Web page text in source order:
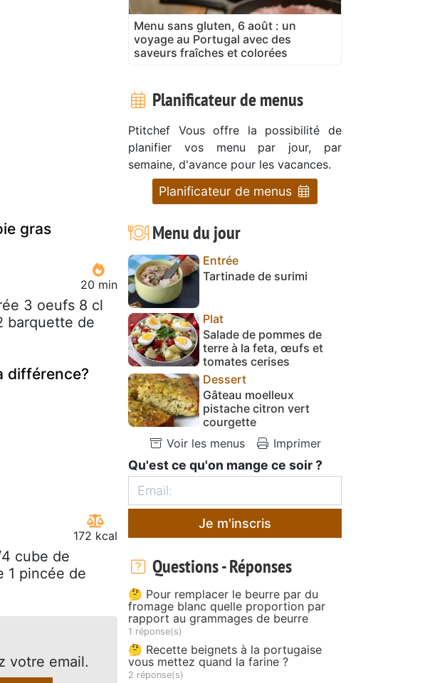
gras
20 min
3 oeufs 8 cl
barquette de
différence?
172 kcal
cube de
1 pincée de
votre email.
Menu sans gluten, 6 août : un
voyage au Portugal avec des
saveurs fraîches et colorées
Planificateur de menus
Ptitchef Vous offre la possibilité de
planifier vos menu par jour, par
semaine, d'avance pour les vacances.
Planificateur de menus
Menu du jour
Entrée
Tartinade de surimi
Plat
Salade de pommes de
terre à la feta, œufs et
tomates cerises
Dessert
Gâteau moelleux
pistache citron vert
courgette
Voir les menus
Imprimer
Qu'est ce qu'on mange ce soir ?
Je m'inscris
Questions - Réponses
🤔 Pour remplacer le beurre par du
fromage blanc quelle proportion par
rapport au grammages de beurre
1 réponse(s)
🤔 Recette beignets à la portugaise
vous mettez quand la farine ?
2 réponse(s)